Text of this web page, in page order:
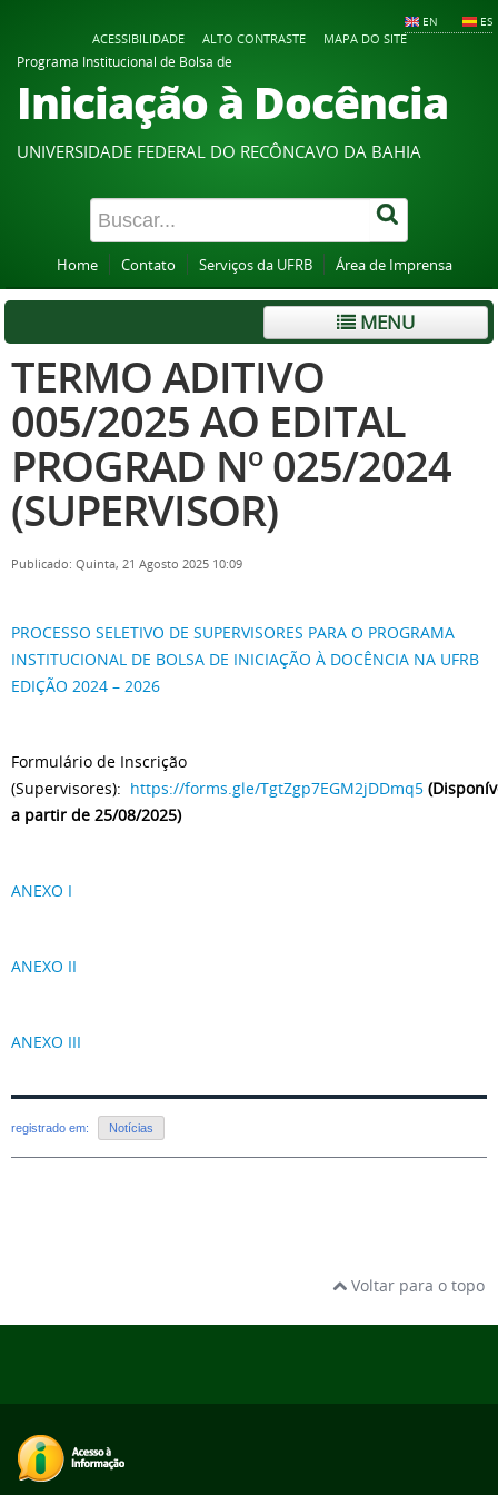
EN ES
ACESSIBILIDADE ALTO CONTRASTE
MAPA DO SITE
Programa Institucional de Bolsa de
Iniciação à Docência
UNIVERSIDADE FEDERAL DO RECÔNCAVO DA BAHIA
Home Contato Serviços da UFRB Área de Imprensa
MENU
TERMO ADITIVO
005/2025 AO EDITAL
PROGRAD Nº 025/2024
(SUPERVISOR)
Publicado: Quinta, 21 Agosto 2025 10:09
PROCESSO SELETIVO DE SUPERVISORES PARA O PROGRAMA
INSTITUCIONAL DE BOLSA DE INICIAÇÃO À DOCÊNCIA NA UFRB
EDIÇÃO 2024 – 2026
Formulário de Inscrição
(Supervisores): https://forms.gle/TgtZgp7EGM2jDDmq5
a partir de 25/08/2025)
ANEXO I
ANEXO II
ANEXO III
registrado em: Notícias
Voltar para o topo